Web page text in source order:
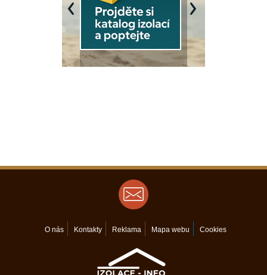
Previous Next
O nás Kontakty Reklama Mapa webu Cookies